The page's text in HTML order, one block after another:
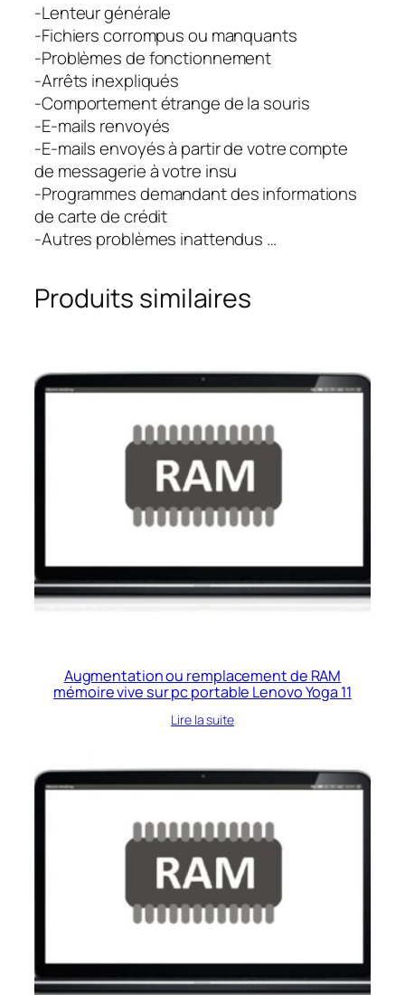
-Lenteur générale
-Fichiers corrompus ou manquants
-Problèmes de fonctionnement
-Arrêts inexpliqués
-Comportement étrange de la souris
-E-mails renvoyés
-E-mails envoyés à partir de votre compte
de messagerie à votre insu
-Programmes demandant des informations
de carte de crédit
-Autres problèmes inattendus …
Produits similaires
Augmentation ou remplacement de RAM
mémoire vive sur pc portable Lenovo Yoga 11
Lire la suite